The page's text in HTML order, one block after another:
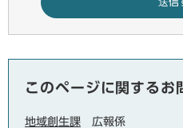
このページに関するお
地域創生課 広報係